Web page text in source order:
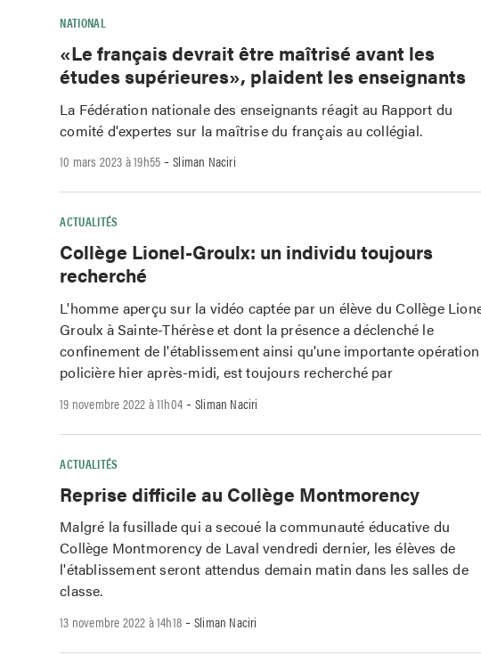
NATIONAL
«Le français devrait être maîtrisé avant les
études supérieures», plaident les enseignants
La Fédération nationale des enseignants réagit au Rapport du
comité d'expertes sur la maîtrise du français au collégial.
10 mars 2023 à 19h55 -Sliman Naciri
ACTUALITÉS
Collège Lionel-Groulx: un individu toujours
recherché
L'homme aperçu sur la vidéo captée par un élève du Collège
Groulx à Sainte-Thérèse et dont la présence a déclenché le
confinement de l'établissement ainsi qu'une importante opération
policière hier après-midi, est toujours recherché par
19 novembre 2022 à 11h04 -Sliman Naciri
ACTUALITÉS
Reprise difficile au Collège Montmorency
Malgré la fusillade qui a secoué la communauté éducative du
Collège Montmorency de Laval vendredi dernier, les élèves de
l'établissement seront attendus demain matin dans les salles de
classe.
13 novembre 2022 à 14h18 -Sliman Naciri